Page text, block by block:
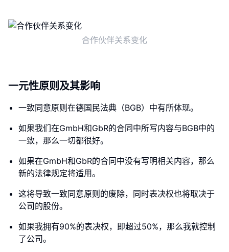
合作伙伴关系变化
一元性原则及其影响
一致同意原则在德国民法典（BGB）中有所体现。
如果我们在GmbH和GbR的合同中所写内容与BGB中的
一致，那么一切都很好。
如果在GmbH和GbR的合同中没有写明相关内容，那么
新的法律规定将适用。
这将导致一致同意原则的废除，同时表决权也将取决于
公司的股份。
如果我拥有90%的表决权，即超过50%，那么我就控制
了公司。